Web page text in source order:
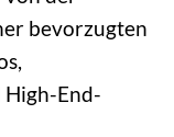
bevorzugten
High-End-